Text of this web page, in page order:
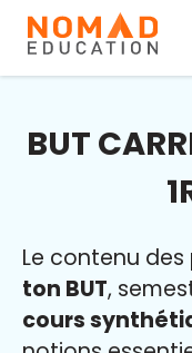
BUT
Le contenu des
ton BUT,
cours